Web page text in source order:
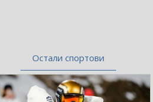
Остали спортови